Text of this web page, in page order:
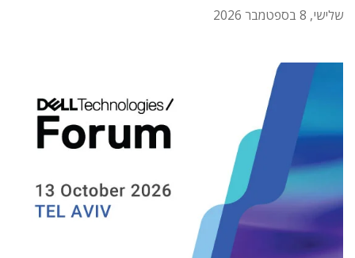
שלישי, 8 בספטמבר 2026